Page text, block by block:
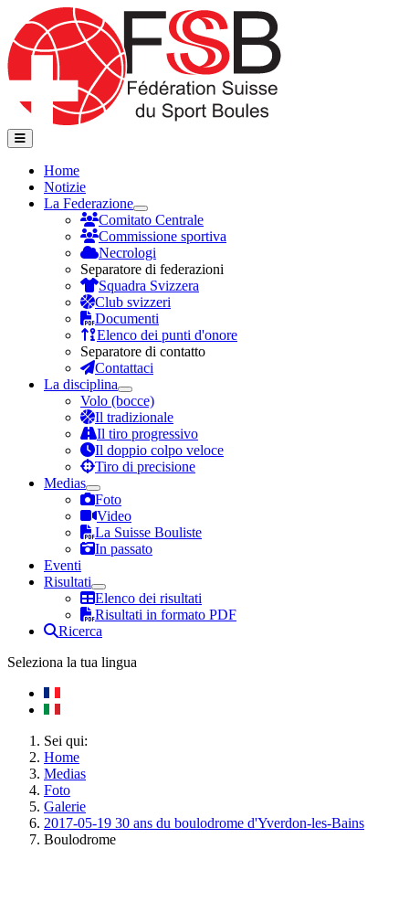
Home
Notizie
La Federazione
Comitato Centrale
Commissione sportiva
Necrologi
Separatore di federazioni
Squadra Svizzera
Club svizzeri
Documenti
Elenco dei punti d'onore
Separatore di contatto
Contattaci
La disciplina
Volo (bocce)
Il tradizionale
Il tiro progressivo
Il doppio colpo veloce
Tiro di precisione
Medias
Foto
Video
La Suisse Bouliste
In passato
Eventi
Risultati
Elenco dei risultati
Risultati in formato PDF
Ricerca
Seleziona la tua lingua
Sei qui:
Home
Medias
Foto
Galerie
2017-05-19 30 ans du boulodrome d'Yverdon-les-Bains
Boulodrome